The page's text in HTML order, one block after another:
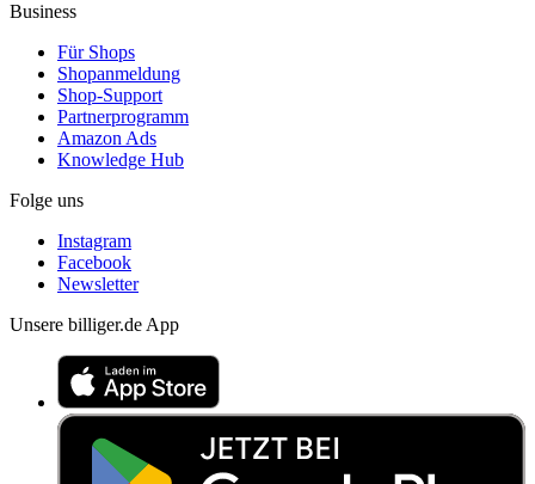
Business
Für Shops
Shopanmeldung
Shop-Support
Partnerprogramm
Amazon Ads
Knowledge Hub
Folge uns
Instagram
Facebook
Newsletter
Unsere billiger.de App